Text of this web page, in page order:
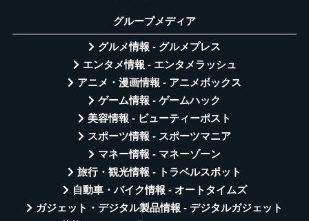
グループメディア
グルメ情報 - グルメプレス
エンタメ情報 - エンタメラッシュ
アニメ・漫画情報 - アニメボックス
ゲーム情報 - ゲームハック
美容情報 - ビューティーポスト
スポーツ情報 - スポーツマニア
マネー情報 - マネーゾーン
旅行・観光情報 - トラベルスポット
自動車・バイク情報 - オートタイムズ
ガジェット・デジタル製品情報 - デジタルガジェット